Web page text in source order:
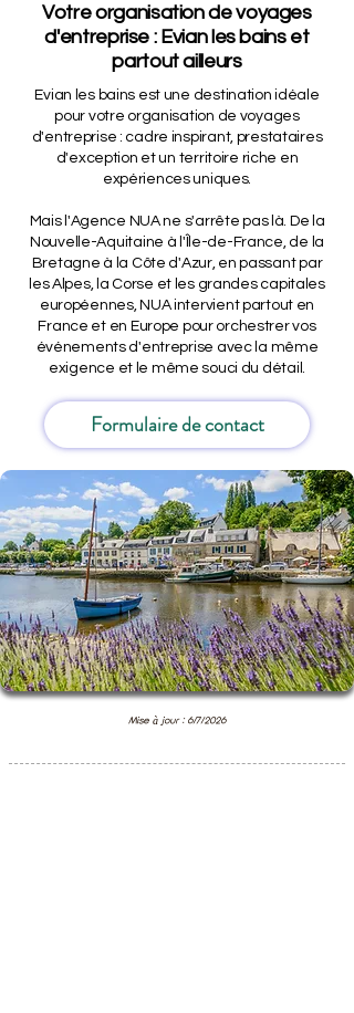
Votre organisation de voyages
d'entreprise : Evian les bains et
partout ailleurs
Evian les bains est une destination idéale
pour votre organisation de voyages
d'entreprise : cadre inspirant, prestataires
d'exception et un territoire riche en
expériences uniques.
Mais l'Agence NUA ne s'arrête pas là. De la
Nouvelle-Aquitaine à l'Île-de-France, de la
Bretagne à la Côte d'Azur, en passant par
les Alpes, la Corse et les grandes capitales
européennes, NUA intervient partout en
France et en Europe pour orchestrer vos
événements d'entreprise avec la même
exigence et le même souci du détail.
Formulaire de contact
Mise à jour : 6/7/2026